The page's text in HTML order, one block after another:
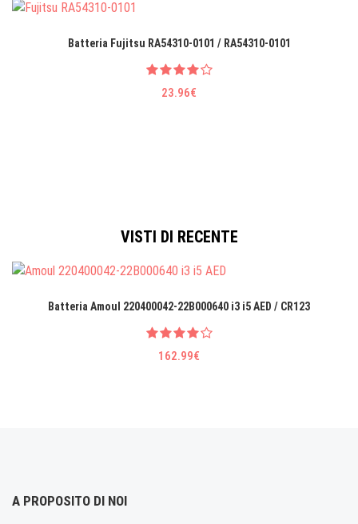
Batteria Fujitsu RA54310-0101 / RA54310-0101
23.96€
VISTI DI RECENTE
Batteria Amoul 220400042-22B000640 i3 i5 AED / CR123
162.99€
A PROPOSITO DI NOI